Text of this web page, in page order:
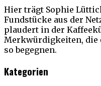
Hier trägt Sophie
Fundstücke aus der
plaudert in der
Merkwürdigkeiten, die
so begegnen.
Kategorien